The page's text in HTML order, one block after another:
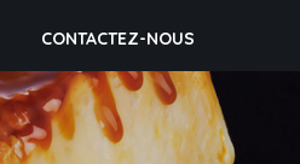
CONTACTEZ-NOUS